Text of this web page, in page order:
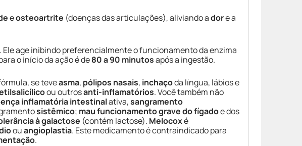
eosteoartrite (doenças das articulações), aliviando adore a
. Ele age inibindo preferencialmente o funcionamento da enzima
o início da ação é de80 a 90 minutosapós a ingestão.
se teveasma, pólipos nasais, inchaçoda língua, lábios e
ou outrosanti-inflamatórios. Você também não
inflamatória intestinalativa,sangramento
sistêmico; mau funcionamento grave do fígadoe dos
à galactose (contém lactose). Melocoxé
ouangioplastia. Este medicamento é contraindicado para
.